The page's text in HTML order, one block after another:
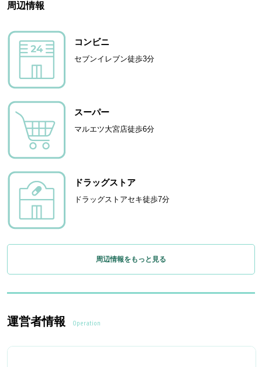
周辺情報
コンビニ
セブンイレブン徒歩3分
スーパー
マルエツ大宮店徒歩6分
ドラッグストア
ドラッグストアセキ徒歩7分
周辺情報をもっと見る
運営者情報 Operation